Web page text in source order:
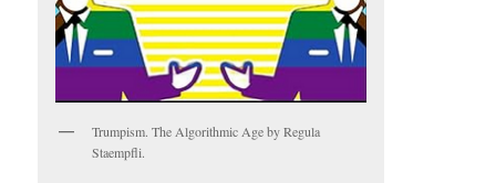
Trumpism. The Algorithmic Age by Regula
Staempfli.